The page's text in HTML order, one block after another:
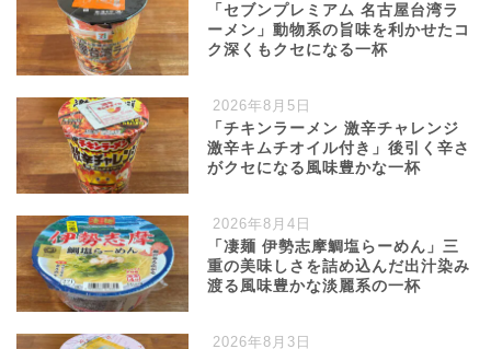
「セブンプレミアム 名古屋台湾ラ
ーメン」動物系の旨味を利かせたコ
ク深くもクセになる一杯
2026年8月5日
「チキンラーメン 激辛チャレンジ
激辛キムチオイル付き」後引く辛さ
がクセになる風味豊かな一杯
2026年8月4日
「凄麺 伊勢志摩鯛塩らーめん」三
重の美味しさを詰め込んだ出汁染み
渡る風味豊かな淡麗系の一杯
2026年8月3日